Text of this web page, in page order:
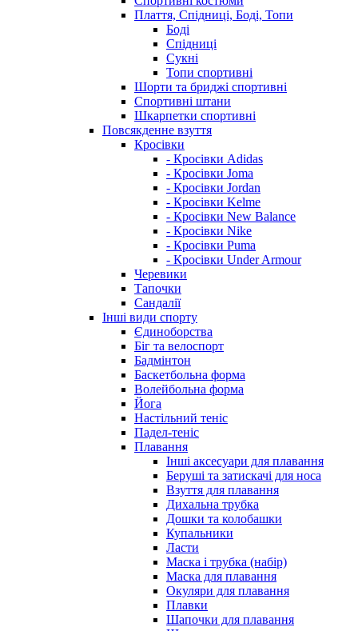
Плаття, Спідниці, Боді, Топи
Боді
Спідниці
Сукні
Топи спортивні
Шорти та бриджі спортивні
Спортивні штани
Шкарпетки спортивні
Повсякденне взуття
Кросівки
- Кросівки Adidas
- Кросівки Joma
- Кросівки Jordan
- Кросівки Kelme
- Кросівки New Balance
- Кросівки Nike
- Кросівки Puma
- Кросівки Under Armour
Черевики
Тапочки
Сандалії
Інші види спорту
Єдиноборства
Біг та велоспорт
Бадмінтон
Баскетбольна форма
Волейбольна форма
Йога
Настільний теніс
Падел-теніс
Плавання
Інші аксесуари для плавання
Беруші та затискачі для носа
Взуття для плавання
Дихальна трубка
Дошки та колобашки
Купальники
Ласти
Маска і трубка (набір)
Маска для плавання
Окуляри для плавання
Плавки
Шапочки для плавання